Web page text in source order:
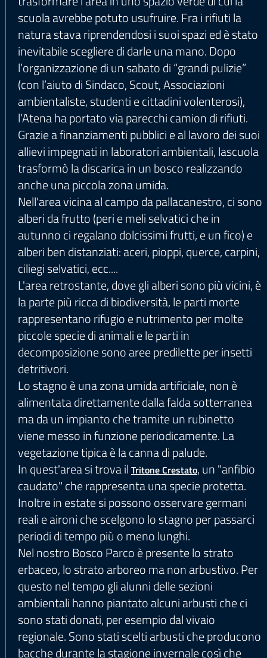
scuola avrebbe potuto usufruire. Fra i rifiuti la
natura stava riprendendosi i suoi spazi ed è stato
inevitabile scegliere di darle una mano. Dopo
l’organizzazione di un sabato di “grandi pulizie”
(con l’aiuto di Sindaco, Scout, Associazioni
ambientaliste, studenti e cittadini volenterosi),
l’Atena ha portato via parecchi camion di rifiuti.
Grazie a finanziamenti pubblici e al lavoro dei suoi
allievi impegnati in laboratori ambientali, lascuola
trasformò la discarica in un bosco realizzando
anche una piccola zona umida.
Nell'area vicina al campo da pallacanestro, ci sono
alberi da frutto (peri e meli selvatici che in
autunno ci regalano dolcissimi frutti, e un fico) e
alberi ben distanziati: aceri, pioppi, querce, carpini,
ciliegi selvatici, ecc....
L'area retrostante, dove gli alberi sono più vicini, è
la parte più ricca di biodiversità, le parti morte
rappresentano rifugio e nutrimento per molte
piccole specie di animali e le parti in
decomposizione sono aree predilette per insetti
detritivori.
Lo stagno è una zona umida artificiale, non è
alimentata direttamente dalla falda sotterranea
ma da un impianto che tramite un rubinetto
viene messo in funzione periodicamente. La
vegetazione tipica è la canna di palude.
In quest'area si trova il Tritone Crestato, un "anfibio
caudato" che rappresenta una specie protetta.
Inoltre in estate si possono osservare germani
reali e aironi che scelgono lo stagno per passarci
periodi di tempo più o meno lunghi.
Nel nostro Bosco Parco è presente lo strato
erbaceo, lo strato arboreo ma non arbustivo. Per
questo nel tempo gli alunni delle sezioni
ambientali hanno piantato alcuni arbusti che ci
sono stati donati, per esempio dal vivaio
regionale. Sono stati scelti arbusti che producono
bacche durante la stagione invernale così che